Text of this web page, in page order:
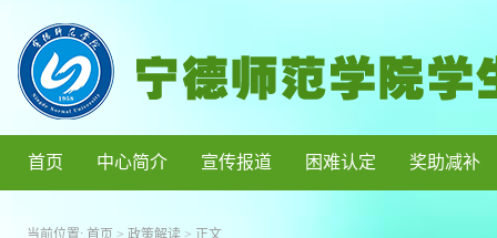
首页 中心简介 宣传报道 困难认定 奖助减补
当前位置: 首页 > 政策解读 > 正文